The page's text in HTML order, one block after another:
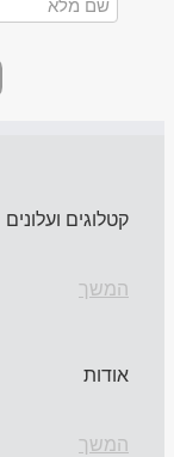
קטלוגים ועלונים
המשך
אודות
המשך